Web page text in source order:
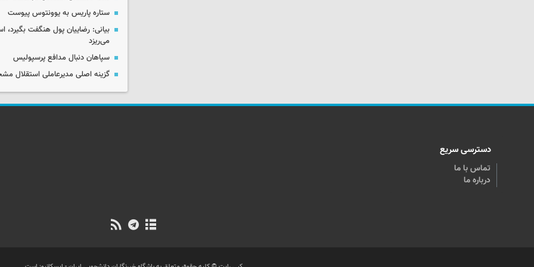
ستاره پاریس به یوونتوس پیوست
بیانی: رضاییان پول هنگفت بگیرد،
می‌ریزد
سپاهان دنبال مدافع پرسپولیس
گزینه اصلی مدیرعاملی استقلال
دسترسی سریع
تماس با ما
درباره ما